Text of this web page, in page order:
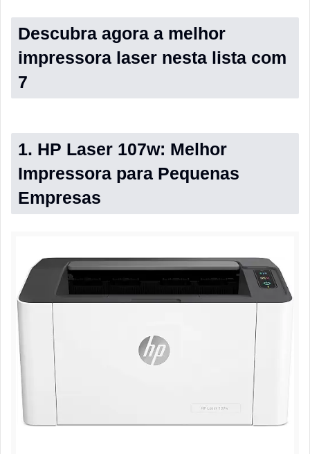
Descubra agora a melhor
impressora laser nesta lista com
7
1. HP Laser 107w: Melhor
Impressora para Pequenas
Empresas